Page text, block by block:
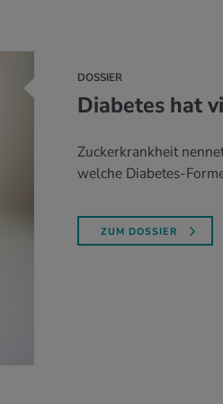
DOSSIER
Diabetes hat
Zuckerkrankheit
welche Diabetes-
ZUM DOSSIER